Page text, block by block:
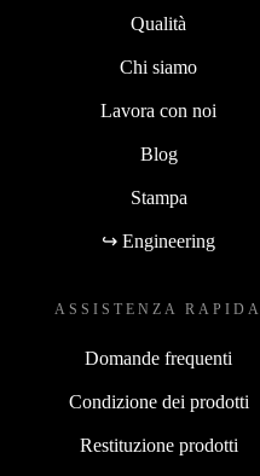
Qualità
Chi siamo
Lavora con noi
Blog
Stampa
↪ Engineering
ASSISTENZA RAPIDA
Domande frequenti
Condizione dei prodotti
Restituzione prodotti